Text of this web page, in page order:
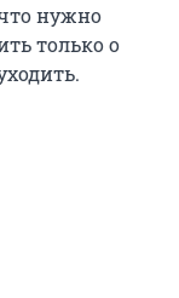
нужно
только о